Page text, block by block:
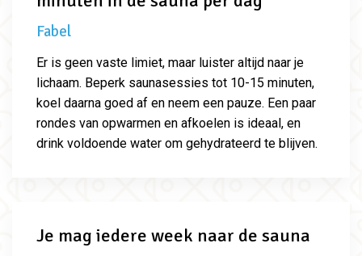
Fabel
Er is geen vaste limiet, maar luister altijd naar je
lichaam. Beperk saunasessies tot 10-15 minuten,
koel daarna goed af en neem een pauze. Een paar
rondes van opwarmen en afkoelen is ideaal, en
drink voldoende water om gehydrateerd te blijven.
Je mag iedere week naar de sauna